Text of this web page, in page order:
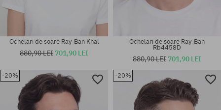
mărime universală
Mărimi existente:
Ochelari de soare Ray-Ban Khal
880,90 LEI 701,90 LEI
Ochelari de soare Ray-Ban
Rb4458D
880,90 LEI 701,90 LEI
-20% -20%